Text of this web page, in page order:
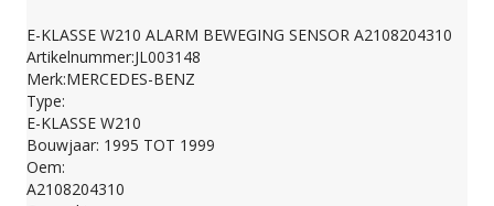
W210
ALARM
BEWEGING
E-KLASSE W210 ALARM BEWEGING SENSOR A2108204310
Artikelnummer:JL003148
Merk:MERCEDES-BENZ
Type:
E-KLASSE W210
Bouwjaar: 1995 TOT 1999
Oem:
A2108204310